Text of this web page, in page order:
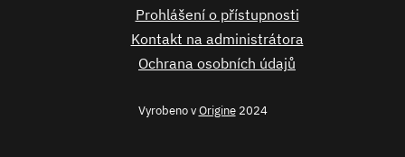
Prohlášení o přístupnosti
Kontakt na administrátora
Ochrana osobních údajů
Vyrobeno vOrigine2024